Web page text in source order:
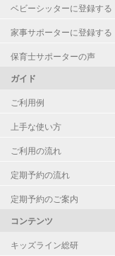
お子様の撮影
ベビーシッターに登録する
家事サポーターに登録する
保育士サポーターの声
ガイド
ご利用例
上手な使い方
ご利用の流れ
定期予約の流れ
定期予約のご案内
コンテンツ
キッズライン総研